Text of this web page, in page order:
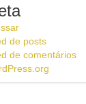
de posts
de comentários